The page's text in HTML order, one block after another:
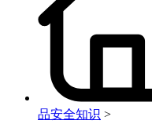
品安全知识 >